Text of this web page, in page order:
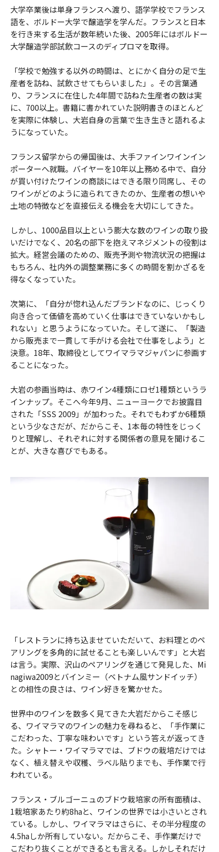
大学卒業後は単身フランスへ渡り、語学学校でフランス
語を、ボルドー大学で醸造学を学んだ。フランスと日本
を行き来する生活が数年続いた後、2005年にはボルドー
大学醸造学部試飲コースのディプロマを取得。
「学校で勉強する以外の時間は、とにかく自分の足で生
産者を訪ね、試飲させてもらいました」。その言葉通
り、フランスに在住した4年間で訪ねた生産者の数は実
に、700以上。書籍に書かれていた説明書きのほとんど
を実際に体験し、大岩自身の言葉で生き生きと語れるよ
うになっていた。
フランス留学からの帰国後は、大手ファインワインイン
ポーターへ就職。バイヤーを10年以上務める中で、自分
が買い付けたワインの商談にはできる限り同席し、その
ワインがどのように造られてきたのか、生産者の想いや
土地の特徴などを直接伝える機会を大切にしてきた。
しかし、1000品目以上という膨大な数のワインの取り扱
いだけでなく、20名の部下を抱えマネジメントの役割は
拡大。経営会議のための、販売予測や物流状況の把握は
もちろん、社内外の調整業務に多くの時間を割かざるを
得なくなっていた。
次第に、「自分が惚れ込んだブランドなのに、じっくり
向き合って価値を高めていく仕事はできていないかもし
れない」と思うようになっていた。そして遂に、「製造
から販売まで一貫して手がける会社で仕事をしよう」と
決意。18年、取締役としてワイマラマジャパンに参画す
ることになった。
大岩の参画当時は、赤ワイン4種類にロゼ1種類というラ
インナップ。そこへ今年9月、ニューヨークでお披露目
された「SSS 2009」が加わった。それでもわずか6種類
という少なさだが、だからこそ、1本毎の特性をじっく
りと理解し、それぞれに対する関係者の意見を聞けるこ
とが、大きな喜びでもある。
「レストランに持ち込ませていただいて、お料理とのペ
アリングを多角的に試せることも楽しいんです」と大岩
は言う。実際、沢山のペアリングを通じて発見した、Mi
nagiwa2009とバインミー（ベトナム風サンドイッチ）
との相性の良さは、ワイン好きを驚かせた。
世界中のワインを数多く見てきた大岩だからこそ感じ
る、ワイマラマのワインの魅力を尋ねると、「手作業に
こだわった、丁寧な味わいです」という答えが返ってき
た。シャトー・ワイマラマでは、ブドウの栽培だけでは
なく、植え替えや収穫、ラベル貼りまでも、手作業で行
われている。
フランス・ブルゴーニュのブドウ栽培家の所有面積は、
1栽培家あたり約8haと、ワインの世界では小さいとされ
ている。しかし、ワイマラマはさらに、その半分程度の
4.5haしか所有していない。だからこそ、手作業だけで
こだわり抜くことができるとも言える。しかしそれだけ